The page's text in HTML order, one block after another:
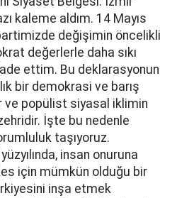
kaleme aldım. 14 Mayıs
değişimin öncelikli
değerlerle daha sıkı
ettim. Bu deklarasyonun
bir demokrasi ve barış
ve popülist siyasal iklimin
İşte bu nedenle
taşıyoruz.
insan onuruna
için mümkün olduğu bir
inşa etmek